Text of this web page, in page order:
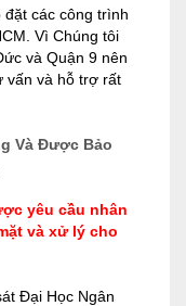
đặt các công trình
Vì Chúng tôi
và Quận 9 nên
vấn và hỗ trợ rất
Và Được Bảo
yêu cầu nhân
và xử lý cho
Đại Học Ngân